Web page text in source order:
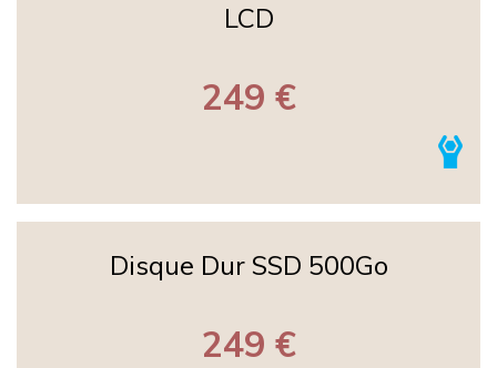
LCD
249 €
Disque Dur SSD 500Go
249 €